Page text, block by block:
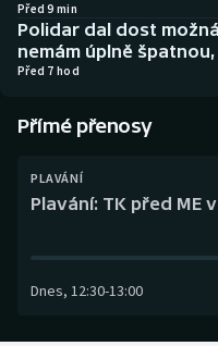
Boby a skeleton
Dostihy
Futsal
AZ kvíz
Před 9 min
Polidar dal dost
nemám úplně
Před 7 hod
Přímé přenosy
PLAVÁNÍ
Plavání: TK před ME
Dnes, 12:30-13:00